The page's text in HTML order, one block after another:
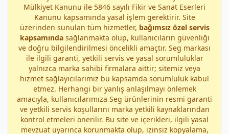
Mülkiyet Kanunu ile 5846 sayılı Fikir ve Sanat Eserleri
Kanunu kapsamında yasal işlem gerektirir. Site
üzerinden sunulan tüm hizmetler, bağımsız özel servis
kapsamındasağlanmakta olup, kullanıcıların güvenliği
ve doğru bilgilendirilmesi öncelikli amaçtır. Seg markası
ile ilgili garanti, yetkili servis ve yasal sorumluluklar
yalnızca marka sahibi firmalara aittir; sitemiz veya
hizmet sağlayıcılarımız bu kapsamda sorumluluk kabul
etmez. Herhangi bir yanlış anlaşılmayı önlemek
amacıyla, kullanıcılarımıza Seg ürünlerinin resmi garanti
ve yetkili servis koşullarını marka yetkili kaynaklarından
kontrol etmeleri önerilir. Bu site ve içerikleri, ilgili yasal
mevzuat uyarınca korunmakta olup, izinsiz kopyalama,